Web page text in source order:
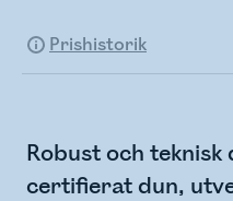
Prishistorik
Robust och teknisk
certifierat dun,